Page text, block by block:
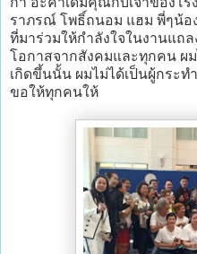
ราภรณ์ โพธิ์ถนอม แฮม พี่ๆน้อ
ที่มาร่วมให้กำลังใจในงานแถ
โอกาสจากสังคมและทุกคน ผ
เกิดขึ้นนั้น ผมไม่ได้เป็นผู้กระท
ขอให้ทุกคนให้